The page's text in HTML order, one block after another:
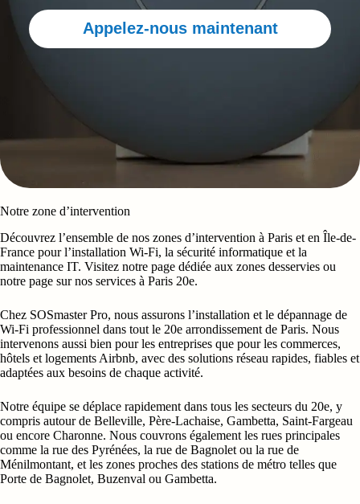
Appelez-nous maintenant
Notre zone d’intervention
Découvrez l’ensemble de nos zones d’intervention à Paris et en Île-de-
France pour l’installation Wi-Fi, la sécurité informatique et la
maintenance IT. Visitez notre page dédiée aux zones desservies ou
notre page surnos services à Paris 20e.
Chez SOSmaster Pro, nous assurons l’installation et le dépannage de
Wi‑Fi professionnel dans tout le 20e arrondissement de Paris. Nous
intervenons aussi bien pour les entreprises que pour les commerces,
hôtels et logements Airbnb, avec des solutions réseau rapides, fiables et
adaptées aux besoins de chaque activité.
Notre équipe se déplace rapidement dans tous les secteurs du 20e, y
compris autour de Belleville, Père-Lachaise, Gambetta, Saint-Fargeau
ou encore Charonne. Nous couvrons également les rues principales
comme la rue des Pyrénées, la rue de Bagnolet ou la rue de
Ménilmontant, et les zones proches des stations de métro telles que
Porte de Bagnolet, Buzenval ou Gambetta.